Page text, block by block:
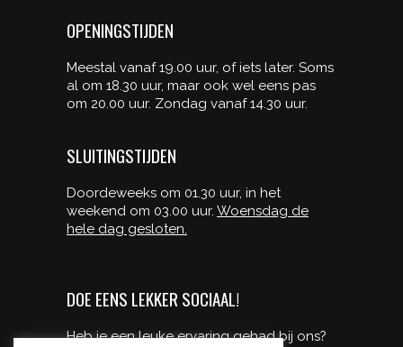
OPENINGSTIJDEN
Meestal vanaf 19.00 uur, of iets later. Soms
al om 18.30 uur, maar ook wel eens pas
om 20.00 uur. Zondag vanaf 14.30 uur.
SLUITINGSTIJDEN
Doordeweeks om 01.30 uur, in het
weekend om 03.00 uur. Woensdag de
hele dag gesloten.
DOE EENS LEKKER SOCIAAL!
Heb je een leuke ervaring gehad bij ons?